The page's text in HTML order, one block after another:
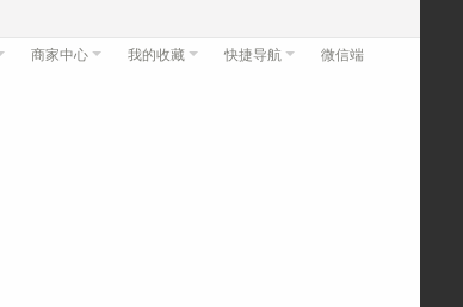
商家中心 我的收藏 快捷导航 微信端